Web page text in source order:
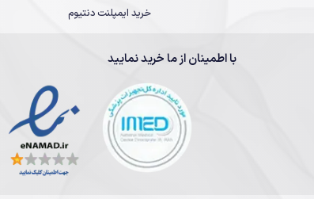
خرید ایمپلنت دنتیوم
با اطمینان از ما خرید نمایید